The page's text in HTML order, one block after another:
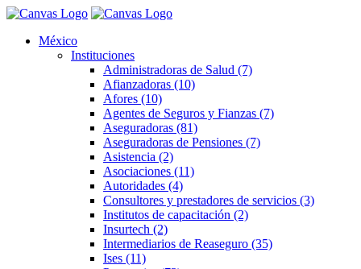
México
Instituciones
Administradoras de Salud (7)
Afianzadoras (10)
Afores (10)
Agentes de Seguros y Fianzas (7)
Aseguradoras (81)
Aseguradoras de Pensiones (7)
Asistencia (2)
Asociaciones (11)
Autoridades (4)
Consultores y prestadores de servicios (3)
Institutos de capacitación (2)
Insurtech (2)
Intermediarios de Reaseguro (35)
Ises (11)